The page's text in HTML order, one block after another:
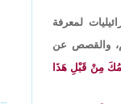
لمعرفة
والقصص عن
مِنْ قَبْلِ هَذَا